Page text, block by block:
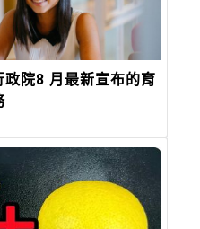
政院8 月最新宣布的育